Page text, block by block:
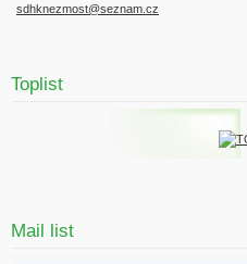
sdhknezmost@seznam.cz
Toplist
Mail list